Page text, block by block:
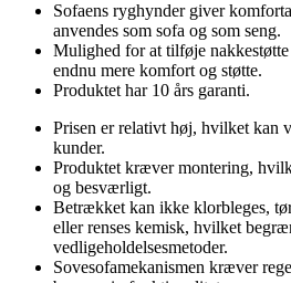
Sofaens ryghynder giver
anvendes som sofa og som seng.
Mulighed for at tilføje
endnu mere komfort og støtte.
Produktet har 10 års garanti.
Prisen er relativt høj, hvilket kan
kunder.
Produktet kræver montering,
og besværligt.
Betrækket kan ikke klorbleges,
eller renses kemisk, hvilket
vedligeholdelsesmetoder.
Sovesofamekanismen kræver